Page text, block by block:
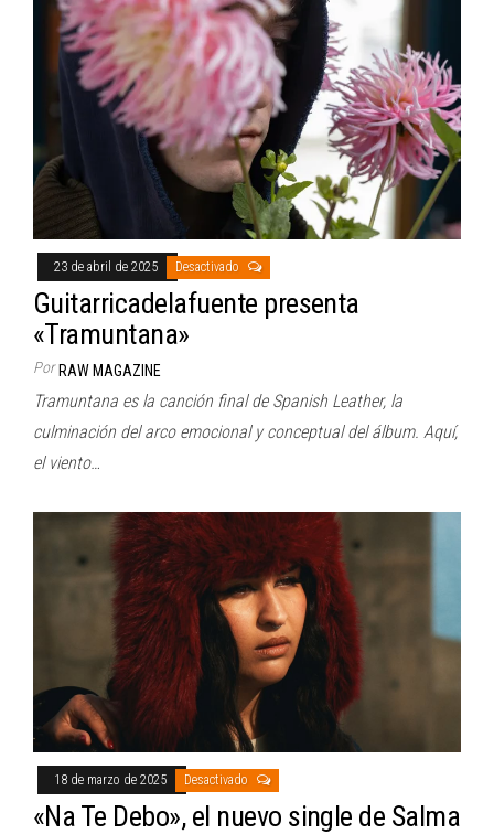
23 de abril de 2025 Desactivado
Guitarricadelafuente presenta
«Tramuntana»
Por RAW MAGAZINE
Tramuntana es la canción final de Spanish Leather, la
culminación del arco emocional y conceptual del álbum. Aquí,
el viento…
18 de marzo de 2025 Desactivado
«Na Te Debo», el nuevo single de Salma